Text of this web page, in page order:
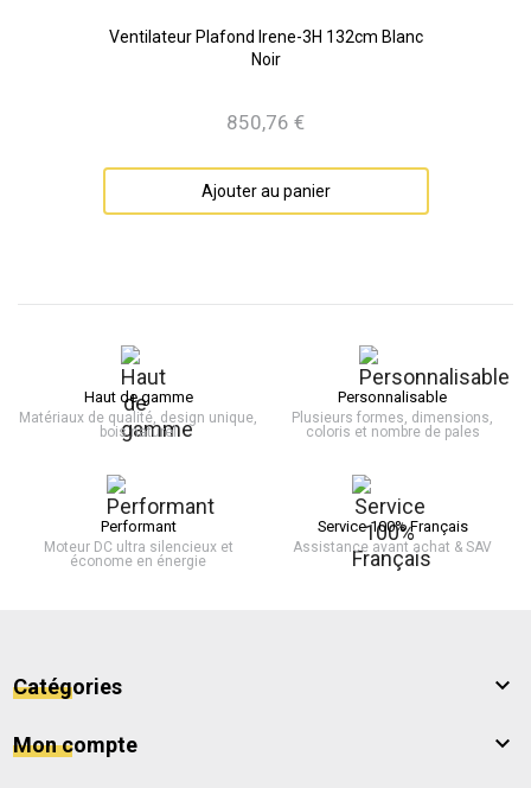
Ventilateur Plafond Irene-3H 132cm Blanc
Noir
Prix
850,76 €
Ajouter au panier
Haut de gamme
Matériaux de qualité, design unique,
bois naturel
Personnalisable
Plusieurs formes, dimensions,
coloris et nombre de pales
Performant
Moteur DC ultra silencieux et
économe en énergie
Service 100% Français
Assistance avant achat & SAV
Catégories 
Mon compte 